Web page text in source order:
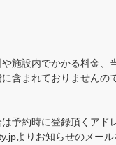
施設内でかかる料金、
含まれておりませんの
予約時に登録頂くアド
よりお知らせのメール